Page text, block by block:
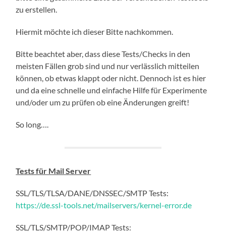
zu erstellen.
Hiermit möchte ich dieser Bitte nachkommen.
Bitte beachtet aber, dass diese Tests/Checks in den
meisten Fällen grob sind und nur verlässlich mitteilen
können, ob etwas klappt oder nicht. Dennoch ist es hier
und da eine schnelle und einfache Hilfe für Experimente
und/oder um zu prüfen ob eine Änderungen greift!
So long….
Tests für Mail Server
SSL/TLS/TLSA/DANE/DNSSEC/SMTP Tests:
https://de.ssl-tools.net/mailservers/kernel-error.de
SSL/TLS/SMTP/POP/IMAP Tests: